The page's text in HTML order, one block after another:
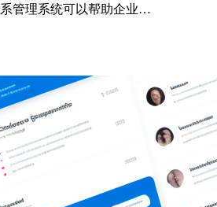
管理系统可以帮助企业…